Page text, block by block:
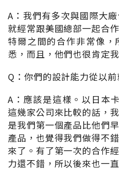
A：我們有多次與國際大
就經常跟美國總部一起合
特爾之間的合作非常像
悉，而且，他們也很肯定
Q：你們的設計能力從以前
A：應該是這樣。以日本
這幾家公司來比較的話，
是我們第一個產品比他們
產品，也覺得我們做得不
來了。有了第一次的合作
力還不錯，所以後來也一